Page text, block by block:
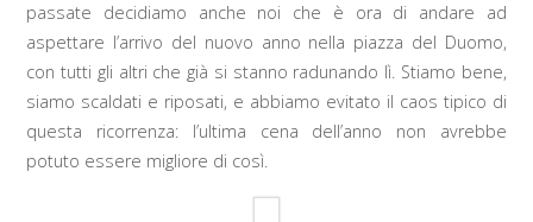
passate decidiamo anche noi che è ora di andare ad
aspettare l’arrivo del nuovo anno nella piazza del Duomo,
con tutti gli altri che già si stanno radunando lì. Stiamo bene,
siamo scaldati e riposati, e abbiamo evitato il caos tipico di
questa ricorrenza: l’ultima cena dell’anno non avrebbe
potuto essere migliore di così.